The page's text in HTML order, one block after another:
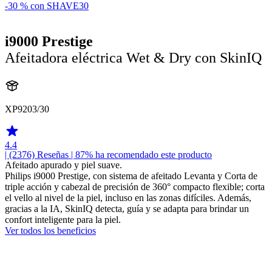
-30 % con SHAVE30
i9000 Prestige
Afeitadora eléctrica Wet & Dry con SkinIQ
XP9203/30
4.4
| (2376) Reseñas | 87% ha recomendado este producto
Afeitado apurado y piel suave.
Philips i9000 Prestige, con sistema de afeitado Levanta y Corta de
triple acción y cabezal de precisión de 360° compacto flexible; corta
el vello al nivel de la piel, incluso en las zonas difíciles. Además,
gracias a la IA, SkinIQ detecta, guía y se adapta para brindar un
confort inteligente para la piel.
Ver todos los beneficios